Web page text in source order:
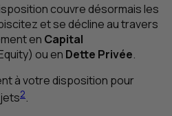
couvre désormais les
et se décline au travers
en Capital
) ou en Dette Privée.
à votre disposition pour
2.